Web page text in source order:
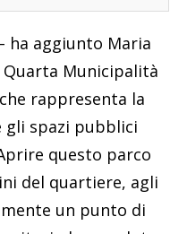
ha aggiunto Maria
Municipalità
rappresenta la
gli spazi pubblici
questo parco
del quartiere, agli
un punto di